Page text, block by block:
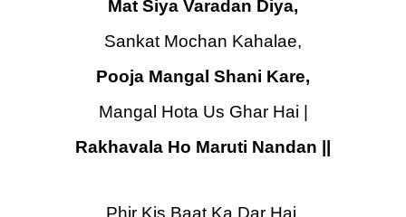
Mat Siya Varadan Diya,
Sankat Mochan Kahalae,
Pooja Mangal Shani Kare,
Mangal Hota Us Ghar Hai |
Rakhavala Ho Maruti Nandan ||
Phir Kis Baat Ka Dar Hai,